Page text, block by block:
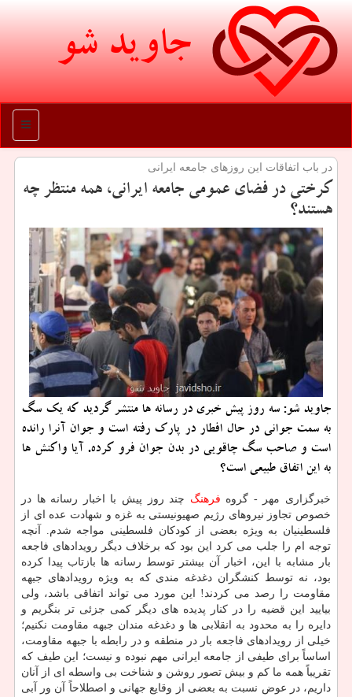
جاوید شو
منو
در باب اتفاقات این روزهای جامعه ایرانی
كرختی در فضای عمومی جامعه ایرانی، همه منتظر چه
هستند؟
جاوید شو: سه روز پیش خبری در رسانه ها منتشر گردید كه یك سگ
به سمت جوانی در حال افطار در پارك رفته است و جوان آنرا رانده
است و صاحب سگ چاقویی در بدن جوان فرو كرده. آیا واكنش ها
به این اتفاق طبیعی است؟
خبرگزاری مهر - گروه فرهنگ چند روز پیش با اخبار رسانه ها در
خصوص تجاوز نیروهای رژیم صهیونیستی به غزه و شهادت عده ای از
فلسطینیان به ویژه بعضی از كودكان فلسطینی مواجه شدم. آنچه
توجه ام را جلب می كرد این بود كه برخلاف دیگر رویدادهای فاجعه
بار مشابه با این، اخبار آن بیشتر توسط رسانه ها بازتاب پیدا كرده
بود، نه توسط كنشگران دغدغه مندی كه به ویژه رویدادهای جبهه
مقاومت را رصد می كردند! این مورد می تواند اتفاقی باشد، ولی
بیایید این قضیه را در كنار پدیده های دیگر كمی جزئی تر بنگریم و
دایره را به محدود به انقلابی ها و دغدغه مندان جبهه مقاومت نكنیم؛
خیلی از رویدادهای فاجعه بار در منطقه و در رابطه با جبهه مقاومت،
اساساً برای طیفی از جامعه ایرانی مهم نبوده و نیست؛ این طیف كه
تقریباً همه ما كم و بیش تصور روشن و شناخت بی واسطه ای از آنان
داریم، در عوض نسبت به بعضی از وقایع جهانی و اصطلاحاً آن ور آبی